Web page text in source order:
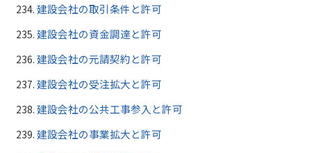
建設会社の取引条件と許可
建設会社の資金調達と許可
建設会社の元請契約と許可
建設会社の受注拡大と許可
建設会社の公共工事参入と許可
建設会社の事業拡大と許可